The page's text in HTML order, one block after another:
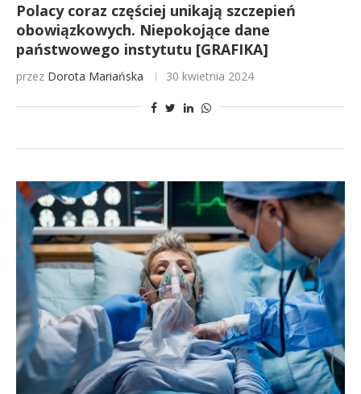
Polacy coraz częściej unikają szczepień
obowiązkowych. Niepokojące dane
państwowego instytutu [GRAFIKA]
przez Dorota Mariańska 30 kwietnia 2024